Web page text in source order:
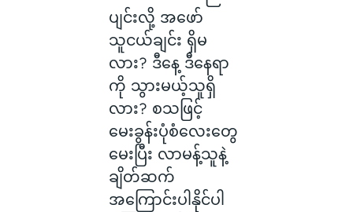
ပျင်းလို့ အဖော်
သူငယ်ချင်း ရှိမ
လား? ဒီနေ့ ဒီနေရာ
ကို သွားမယ့်သူရှိ
လား? စသဖြင့်
မေးခွန်းပုံစံလေးတွေ
မေးပြီး လာမန့်သူနဲ့
ချိတ်ဆက်
အကြောင်းပါနိုင်ပါ